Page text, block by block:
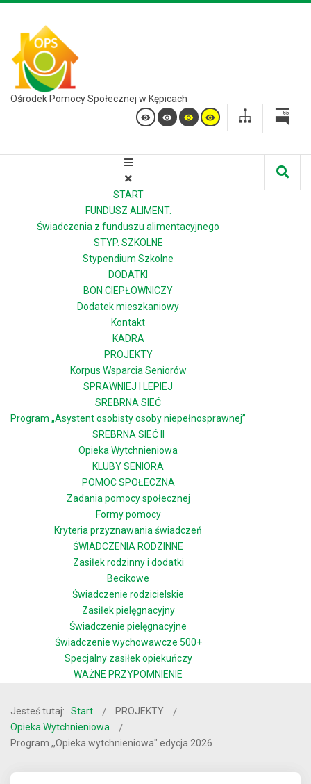
Ośrodek Pomocy Społecznej w Kępicach
START
FUNDUSZ ALIMENT.
Świadczenia z funduszu alimentacyjnego
STYP. SZKOLNE
Stypendium Szkolne
DODATKI
BON CIEPŁOWNICZY
Dodatek mieszkaniowy
Kontakt
KADRA
PROJEKTY
Korpus Wsparcia Seniorów
SPRAWNIEJ I LEPIEJ
SREBRNA SIEĆ
Program „Asystent osobisty osoby niepełnosprawnej”
SREBRNA SIEĆ II
Opieka Wytchnieniowa
KLUBY SENIORA
POMOC SPOŁECZNA
Zadania pomocy społecznej
Formy pomocy
Kryteria przyznawania świadczeń
ŚWIADCZENIA RODZINNE
Zasiłek rodzinny i dodatki
Becikowe
Świadczenie rodzicielskie
Zasiłek pielęgnacyjny
Świadczenie pielęgnacyjne
Świadczenie wychowawcze 500+
Specjalny zasiłek opiekuńczy
WAŻNE PRZYPOMNIENIE
Jesteś tutaj: Start
PROJEKTY
Opieka Wytchnieniowa
Program ,,Opieka wytchnieniowa" edycja 2026